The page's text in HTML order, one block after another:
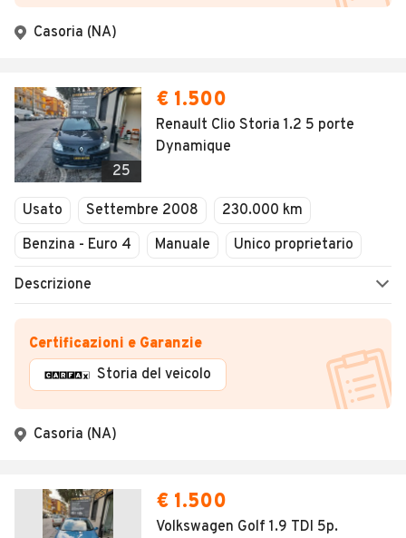
Casoria (NA)
25
€ 1.500
Renault Clio Storia 1.2 5 porte
Dynamique
Usato Settembre 2008
230.000 km
Benzina - Euro 4
Manuale Unico proprietario
Descrizione
Certificazioni e Garanzie
Storia del veicolo
Casoria (NA)
€ 1.500
Volkswagen Golf 1.9 TDI 5p.